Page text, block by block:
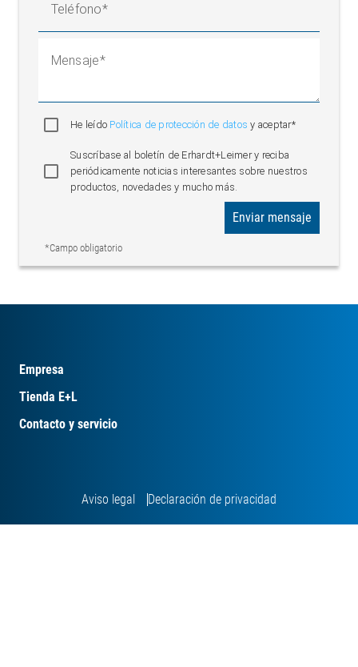
Teléfono
Mensaje
He leído Política de protección de datosy aceptar*
Suscríbase al boletín de Erhardt+Leimer y reciba
periódicamente noticias interesantes sobre nuestros
productos, novedades y mucho más.
*Campo obligatorio
Enviar mensaje
Empresa
Tienda E+L
Contacto y servicio
Aviso legal Declaración de privacidad